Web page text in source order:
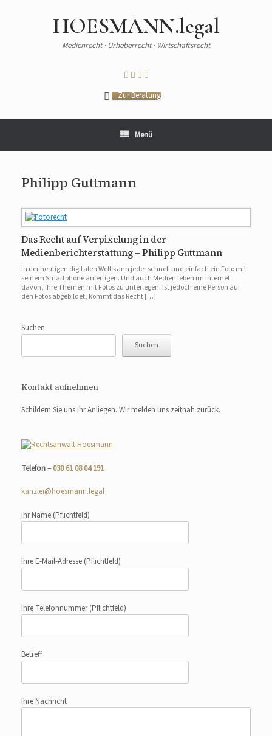
HOESMANN.legal
Medienrecht · Urheberrecht · Wirtschaftsrecht
Zur Beratung
Menü
Philipp Guttmann
Das Recht auf Verpixelung in der
Medienberichterstattung – Philipp Guttmann
In der heutigen digitalen Welt kann jeder schnell und einfach ein Foto mit
seinem Smartphone anfertigen. Und auch Medien leben im Internet
davon, ihre Themen mit Fotos zu unterlegen. Ist jedoch eine Person auf
den Fotos abgebildet, kommt das Recht […]
Suchen
Suchen
Kontakt aufnehmen
Schildern Sie uns Ihr Anliegen. Wir melden uns zeitnah zurück.
Telefon –030 61 08 04 191
kanzlei@hoesmann.legal
Ihr Name (Pflichtfeld)
Ihre E-Mail-Adresse (Pflichtfeld)
Ihre Telefonnummer(Pflichtfeld)
Betreff
Ihre Nachricht